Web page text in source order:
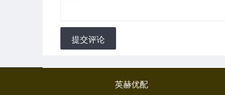
提交评论
英赫优配